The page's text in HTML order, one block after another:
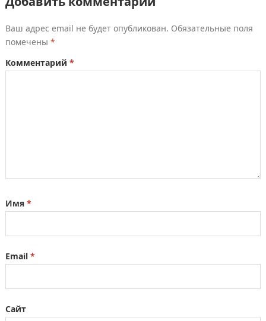
Ваш адрес email не будет опубликован. Обязательные поля
помечены *
Комментарий *
Имя *
Email *
Сайт